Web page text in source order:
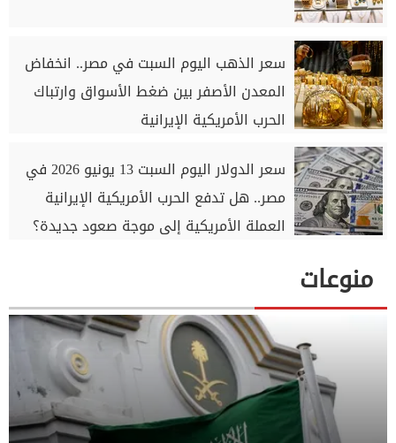
سعر الذهب اليوم السبت في مصر.. انخفاض
المعدن الأصفر بين ضغط الأسواق وارتباك
الحرب الأمريكية الإيرانية
سعر الدولار اليوم السبت 13 يونيو 2026 في
مصر.. هل تدفع الحرب الأمريكية الإيرانية
العملة الأمريكية إلى موجة صعود جديدة؟
منوعات